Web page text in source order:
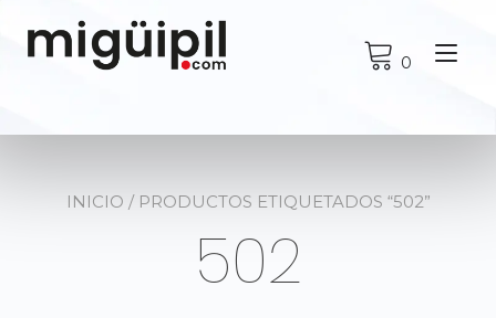
0
INICIO / PRODUCTOS ETIQUETADOS “502”
502